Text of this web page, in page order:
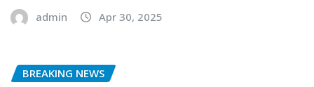
admin Apr 30, 2025
BREAKING NEWS